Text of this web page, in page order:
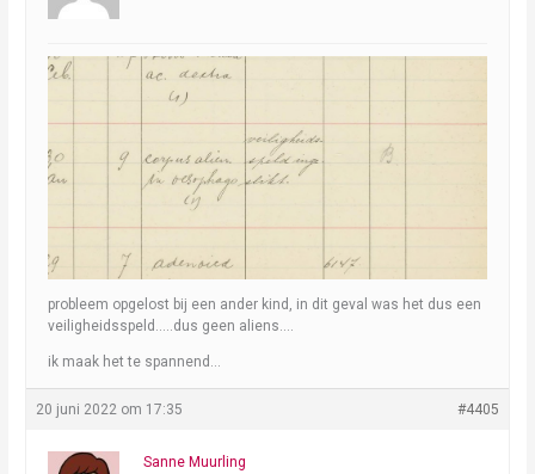
probleem opgelost bij een ander kind, in dit geval was het dus een
veiligheidsspeld…..dus geen aliens….
ik maak het te spannend…
20 juni 2022 om 17:35 #4405
Sanne Muurling